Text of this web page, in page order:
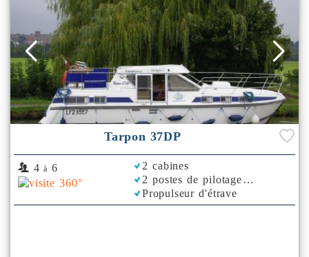
Tarpon 37DP
4 à 6
2 cabines
2 postes de pilotage
Propulseur d'étrave
Climatisation